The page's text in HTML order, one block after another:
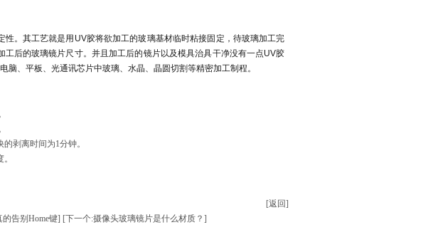
。其工艺就是用UV胶将欲加工的玻璃基材临时粘接固定，待玻璃加工完
后的玻璃镜片尺寸。并且加工后的镜片以及模具治具干净没有一点UV胶
、平板、光通讯芯片中玻璃、水晶、晶圆切割等精密加工制程。
剥离时间为1分钟。
[返回]
告别Home键] [下一个:摄像头玻璃镜片是什么材质？]